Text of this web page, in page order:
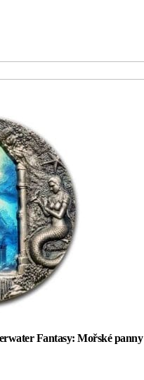
Fantasy: Mořské panny